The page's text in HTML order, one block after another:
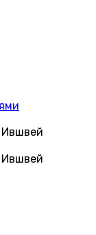
Ившвей
Ившвей